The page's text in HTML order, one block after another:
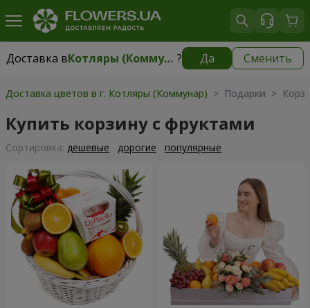
Доставка в Котляры (Коммунар) ? Да Сменить
Доставка вКотляры (Коммунар) бесплатно
Доставка цветов в г. Котляры (Коммунар) > Подарки >
Купить корзину с фруктами
Cортировка: дешевые дорогие популярные